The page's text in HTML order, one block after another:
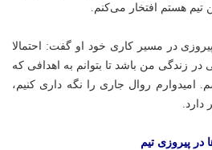
تیم هستم افتخار می‌کنم.
در مسیر کاری خود او گفت: احتمالا
در زندگی من باشد تا بتوانم به اهدافی که
روال جاری را نگه داری کنیم،
دارد.
پیروزی تیم